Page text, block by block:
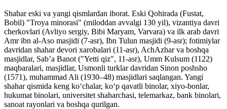
Shahar eski va yangi qismlardan iborat. Eski Qohirada (Fustat,
Bobil) "Troya minorasi" (miloddan avvalgi 130 yil), vizantiya davri
cherkovlari (Avliyo sergiy, Bibi Maryam, Varvara) va ilk arab davri
Amr ibn al-Aso masjidi (7-asr), Ibn Tulun masjidi (9-asr); fotimiylar
davridan shahar devori xarobalari (11-asr), AchAzhar va boshqa
masjidlar, Sabʼa Banot ("Yetti qiz", 11-asr), Umm Kulsum (1122)
maqbaralari, masjidlar, Usmonli turklar davridan Sinon poshsho
(1571), muhammad Ali (1930–48) masjidlari saqlangan. Yangi
shahar qismida keng koʻchalar, koʻp qavatli binolar, xiyo-bonlar,
hukumat binolari, universitet shaharchasi, telemarkaz, bank binolari,
sanoat rayonlari va boshqa qurilgan.